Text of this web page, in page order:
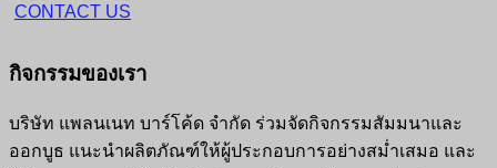
CONTACT US
กิจกรรมของเรา
บริษัท แพลนเนท บาร์โค้ด จำกัด ร่วมจัดกิจกรรมสัมมนาและ
ออกบูธ แนะนำผลิตภัณฑ์ให้ผู้ประกอบการอย่างสม่ำเสมอ และ